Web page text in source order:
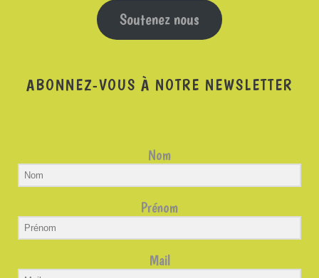
Soutenez nous
ABONNEZ-VOUS À NOTRE NEWSLETTER
Nom
Prénom
Mail